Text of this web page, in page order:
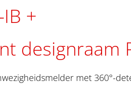
designraam
met 360°-